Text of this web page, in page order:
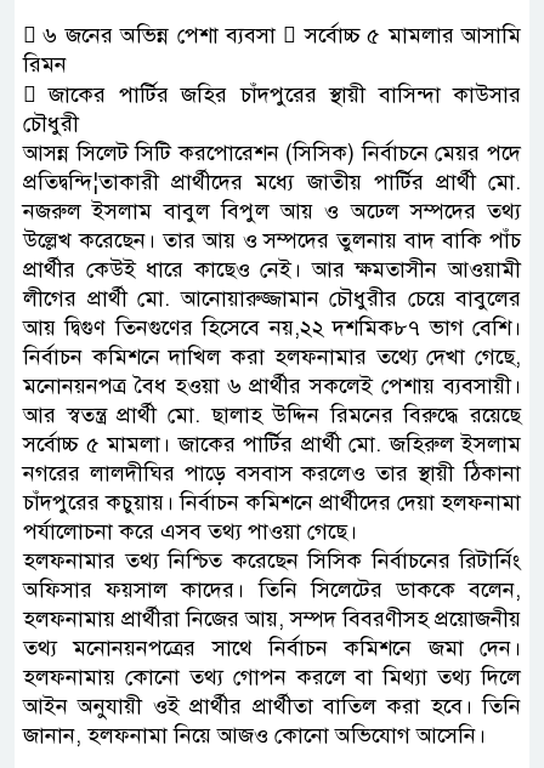
 ৬ জনের অভিন্ন পেশা ব্যবসা  সর্বোচ্চ ৫ মামলার আসামি
রিমন
 জাকের পার্টির জহির চাঁদপুরের স্থায়ী বাসিন্দা কাউসার
চৌধুরী
আসন্ন সিলেট সিটি করপোরেশন (সিসিক) নির্বাচনে মেয়র পদে
প্রতিদ্বন্দি¦তাকারী প্রার্থীদের মধ্যে জাতীয় পার্টির প্রার্থী মো.
নজরুল ইসলাম বাবুল বিপুল আয় ও অঢেল সম্পদের তথ্য
উল্লেখ করেছেন। তার আয় ও সম্পদের তুলনায় বাদ বাকি পাঁচ
প্রার্থীর কেউই ধারে কাছেও নেই। আর ক্ষমতাসীন আওয়ামী
লীগের প্রার্থী মো. আনোয়ারুজ্জামান চৌধুরীর চেয়ে বাবুলের
আয় দ্বিগুণ তিনগুণের হিসেবে নয়,২২ দশমিক৮৭ ভাগ বেশি।
নির্বাচন কমিশনে দাখিল করা হলফনামার তথ্যে দেখা গেছে,
মনোনয়নপত্র বৈধ হওয়া ৬ প্রার্থীর সকলেই পেশায় ব্যবসায়ী।
আর স্বতন্ত্র প্রার্থী মো. ছালাহ উদ্দিন রিমনের বিরুদ্ধে রয়েছে
সর্বোচ্চ ৫ মামলা। জাকের পার্টির প্রার্থী মো. জহিরুল ইসলাম
নগরের লালদীঘির পাড়ে বসবাস করলেও তার স্থায়ী ঠিকানা
চাঁদপুরের কচুয়ায়। নির্বাচন কমিশনে প্রার্থীদের দেয়া হলফনামা
পর্যালোচনা করে এসব তথ্য পাওয়া গেছে।
হলফনামার তথ্য নিশ্চিত করেছেন সিসিক নির্বাচনের রিটার্নিং
অফিসার ফয়সাল কাদের। তিনি সিলেটের ডাককে বলেন,
হলফনামায় প্রার্থীরা নিজের আয়, সম্পদ বিবরণীসহ প্রয়োজনীয়
তথ্য মনোনয়নপত্রের সাথে নির্বাচন কমিশনে জমা দেন।
হলফনামায় কোনো তথ্য গোপন করলে বা মিথ্যা তথ্য দিলে
আইন অনুযায়ী ওই প্রার্থীর প্রার্থীতা বাতিল করা হবে। তিনি
জানান, হলফনামা নিয়ে আজও কোনো অভিযোগ আসেনি।